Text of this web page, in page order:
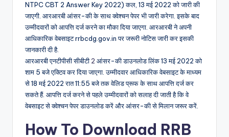
NTPC CBT 2 Answer Key 2022) कल, 13 मई 2022 को जारी की
जाएगी. आरआरबी आंसर-की के साथ क्वेश्चन पेपर भी जारी करेगा. इसके बाद
उम्मीदवारों को आपत्ति दर्ज करने का मौका दिया जाएगा. आरआरबी ने अपनी
आधिकारिक वेबसाइट rrbcdg.gov.in पर जरूरी नोटिस जारी कर इसकी
जानकारी दी है.
आरआरबी एनटीपीसी सीबीटी 2 आंसर-की डाउनलोड लिंक 13 मई 2022 को
शाम 5 बजे एक्टिव कर दिया जाएगा. उम्मीदवार आधिकारिक वेबसाइट के माध्यम
से 18 मई 2022 रात 11:55 बजे तक वेलिड प्रूफ के साथ आपत्ति दर्ज कर
सकते हैं. आपत्ति दर्ज करने से पहले उम्मीदवारों को सलाह दी जाती है कि वे
वेबसाइट से क्वेश्चन पेपर डाउनलोड करें और आंसर-की से मिलान जरूर करें.
How To Download RRB